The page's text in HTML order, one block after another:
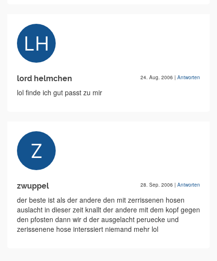
lord helmchen 24. Aug. 2006 | Antworten
lol finde ich gut passt zu mir
zwuppel 28. Sep. 2006 | Antworten
der beste ist als der andere den mit zerrissenen hosen
auslacht in dieser zeit knallt der andere mit dem kopf gegen
den pfosten dann wir d der ausgelacht peruecke und
zerissenene hose interssiert niemand mehr lol